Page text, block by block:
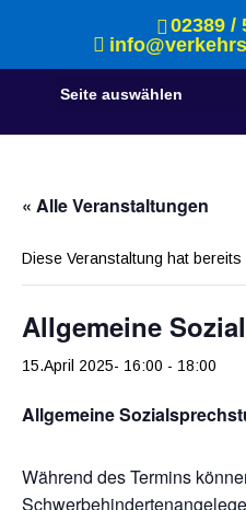
02389 /
Seite auswählen
« Alle Veranstaltungen
Diese Veranstaltung hat bereits
Allgemeine
15.April 2025- 16:00 - 18:00
Allgemeine
Während des Termins